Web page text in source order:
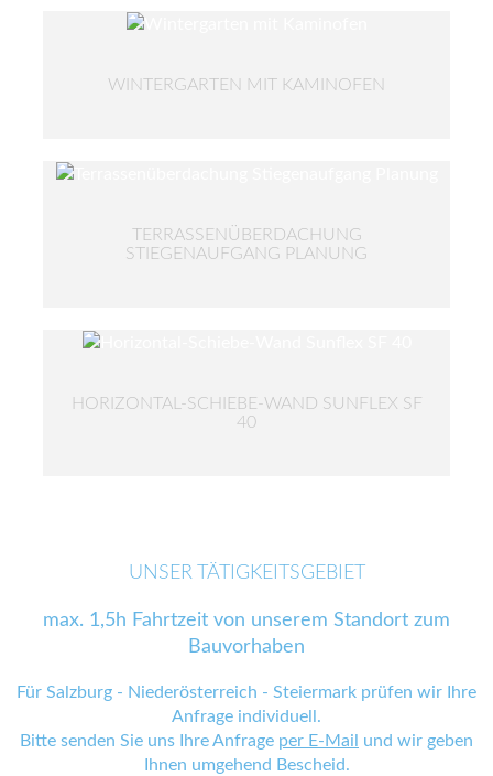
WINTERGARTEN MIT KAMINOFEN
TERRASSENÜBERDACHUNG
STIEGENAUFGANG PLANUNG
HORIZONTAL-SCHIEBE-WAND SUNFLEX SF
40
UNSER TÄTIGKEITSGEBIET
max. 1,5h Fahrtzeit von unserem Standort zum
Bauvorhaben
Für Salzburg - Niederösterreich - Steiermark prüfen wir Ihre
Anfrage individuell.
Bitte senden Sie uns Ihre Anfrage per E-Mail
und wir geben
Ihnen umgehend Bescheid.